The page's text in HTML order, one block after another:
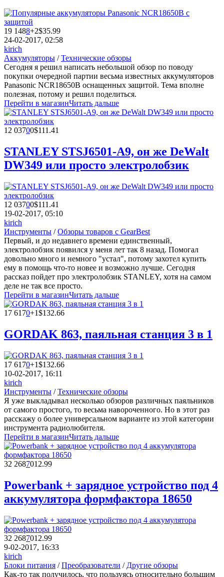
19 1488+2$35.99
24-02-2017, 02:58
kirich
Аккумуляторы /Технические обзоры
Сегодня я решил написать небольшой обзор по поводу
покупки очередной партии весьма известных аккумуляторов
Panasonic NCR18650B оснащенных защитой. Тема вполне
полезная, потому и решил поделиться.
Перейти в магазинЧитать дальше
12 03700$111.41
STANLEY STSJ6501-A9, он же DeWalt
DW349 или просто электролобзик
12 03700$111.41
19-02-2017, 05:10
kirich
Инструменты /Обзоры товаров с GearBest
Первый, и до недавнего времени единственный,
электролобзик появился у меня лет так 8 назад. Помогал
довольно много и немного "устал", потому захотел купить
ему в помощь что-то новее и возможно лучше. Сегодня
рассказ пойдет про электролобзик STANLEY, хотя на самом
деле не так все просто.
Перейти в магазинЧитать дальше
17 6170+1$132.66
GORDAK 863, паяльная станция 3 в 1
17 6170+1$132.66
10-02-2017, 16:11
kirich
Инструменты /Технические обзоры
Я уже выкладывал несколько обзоров различных паяльников
от самого простого, то весьма навороченного. Но в этот раз
расскажу о более универсальном варианте из этой категории
инструмента радиолюбителя.
Перейти в магазинЧитать дальше
32 2687012.99
Powerbank + зарядное устройство под 4
аккумулятора формфактора 18650
32 2687012.99
9-02-2017, 16:33
kirich
Блоки питания /Преобразователи / Другие обзоры
Как-то так получилось, что пользуясь относительно большим